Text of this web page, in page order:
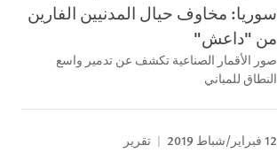
سوريا: مخاوف حيال المدنيين الفارين
من "داعش"
صور الأقمار الصناعية تكشف عن تدمير واسع
النطاق للمباني
12 فبراير/شباط 2019 تقرير